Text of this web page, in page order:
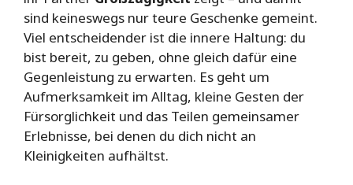
sind keineswegs nur teure Geschenke gemeint.
Viel entscheidender ist die innere Haltung: du
bist bereit, zu geben, ohne gleich dafür eine
Gegenleistung zu erwarten. Es geht um
Aufmerksamkeit im Alltag, kleine Gesten der
Fürsorglichkeit und das Teilen gemeinsamer
Erlebnisse, bei denen du dich nicht an
Kleinigkeiten aufhältst.